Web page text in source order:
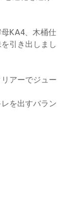
KA4、木桶仕
引き出しまし
アーでジュー
を出すバラン